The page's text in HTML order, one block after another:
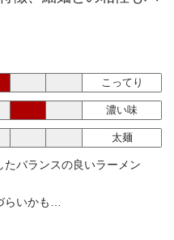
こってり
濃い味
太麺
バランスの良いラーメン
らいかも…